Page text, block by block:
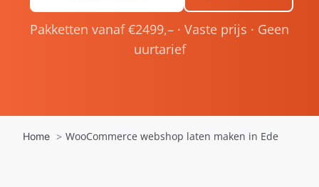
Pakketten vanaf €2499,– · Vaste prijs · Geen
uurtarief
Home WooCommerce webshop laten maken in Ede